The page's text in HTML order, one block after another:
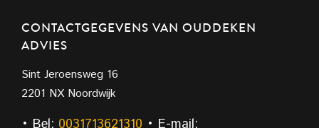
CONTACTGEGEVENS VAN OUDDEKEN
ADVIES
Sint Jeroensweg 16
2201 NX Noordwijk